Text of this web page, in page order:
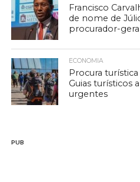
Francisco
de nome de
procurador-
ECONOMIA
Procura
Guias turísticos
urgentes
PUB